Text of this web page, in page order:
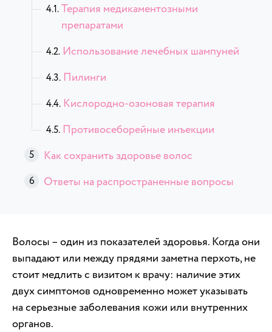
Терапия медикаментозными
препаратами
Использование лечебных шампуней
Пилинги
Кислородно-озоновая терапия
Противосеборейные инъекции
Как сохранить здоровье волос
Ответы на распространенные вопросы
Волосы – один из показателей здоровья. Когда они
выпадают или между прядями заметна перхоть, не
стоит медлить с визитом к врачу: наличие этих
двух симптомов одновременно может указывать
на серьезные заболевания кожи или внутренних
органов.